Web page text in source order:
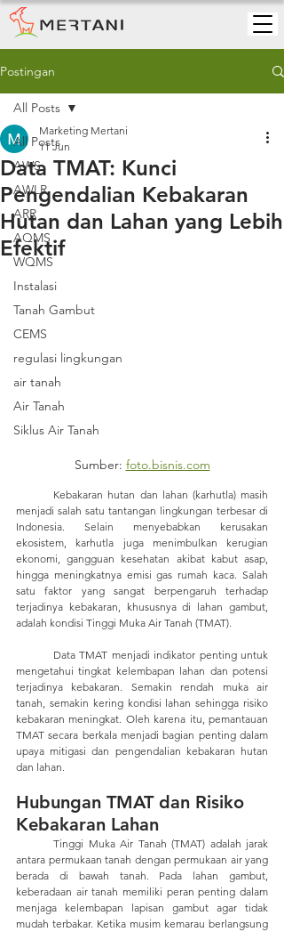
Postingan
All Posts
AWS
AWLR
ARR
AQMS
WQMS
Instalasi
Tanah Gambut
CEMS
regulasi lingkungan
air tanah
Air Tanah
Siklus Air Tanah
All Posts
Data TMAT: Kunci
Pengendalian Kebakaran
Hutan dan Lahan yang Lebih
Efektif
Marketing Mertani
11 Jun
Sumber: foto.bisnis.com
menjadi salah satu tantangan lingkungan terbesar di
Indonesia. Selain menyebabkan kerusakan
ekosistem, karhutla juga menimbulkan kerugian
ekonomi, gangguan kesehatan akibat kabut asap,
hingga meningkatnya emisi gas rumah kaca. Salah
satu faktor yang sangat berpengaruh terhadap
terjadinya kebakaran, khususnya di lahan gambut,
adalah kondisi Tinggi Muka Air Tanah (TMAT).
mengetahui tingkat kelembapan lahan dan potensi
terjadinya kebakaran. Semakin rendah muka air
tanah, semakin kering kondisi lahan sehingga risiko
kebakaran meningkat. Oleh karena itu, pemantauan
TMAT secara berkala menjadi bagian penting dalam
upaya mitigasi dan pengendalian kebakaran hutan
dan lahan.
Hubungan TMAT dan Risiko
Kebakaran Lahan
	Tinggi Muka Air Tanah (TMAT) adalah jarak
antara permukaan tanah dengan permukaan air yang
berada di bawah tanah. Pada lahan gambut,
keberadaan air tanah memiliki peran penting dalam
menjaga kelembapan lapisan gambut agar tidak
mudah terbakar. Ketika musim kemarau berlangsung